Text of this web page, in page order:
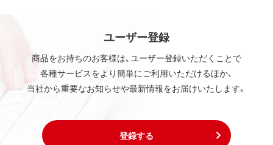
ユーザー登録
商品をお持ちのお客様は、ユーザー登録いただくことで
各種サービスをより簡単にご利用いただけるほか、
当社から重要なお知らせや最新情報をお届けいたします。
登録する